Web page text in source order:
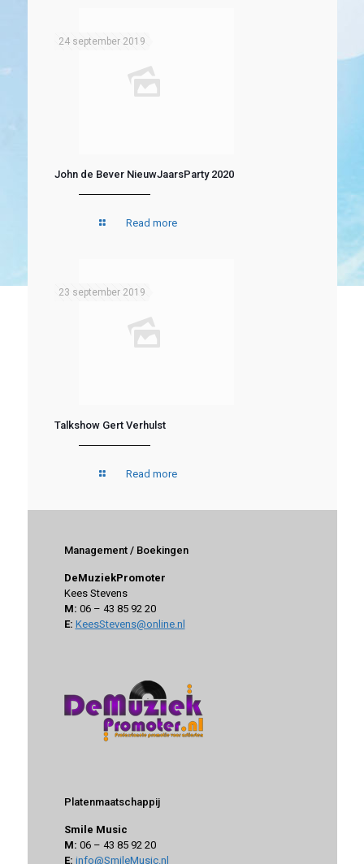
24 september 2019
John de Bever NieuwJaarsParty 2020
Read more
23 september 2019
Talkshow Gert Verhulst
Read more
Management / Boekingen
DeMuziekPromoter
Kees Stevens
M: 06 – 43 85 92 20
E: KeesStevens@online.nl
Platenmaatschappij
Smile Music
M: 06 – 43 85 92 20
E: info@SmileMusic.nl